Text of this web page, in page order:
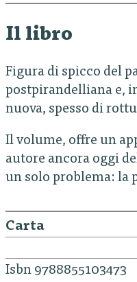
Il libro
Figura di spicco del
postpirandelliana e,
nuova, spesso di
Il volume, offre un
autore ancora oggi
un solo problema: la
Carta
Isbn 9788855103473